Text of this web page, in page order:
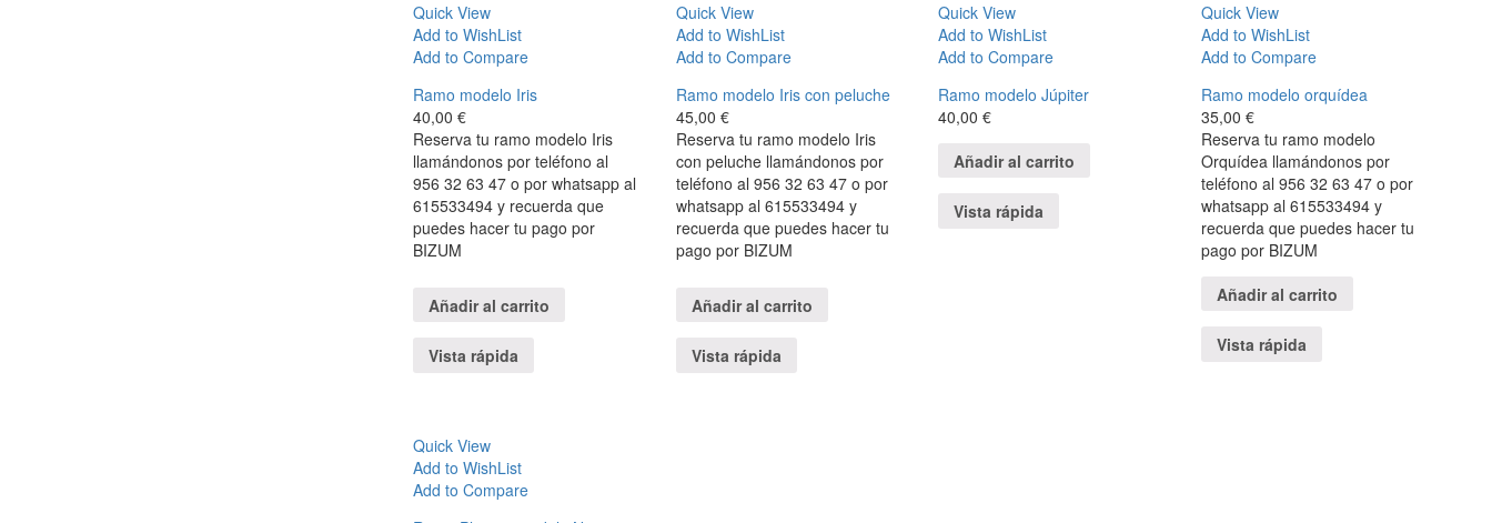
Quick View
Add to WishList
Add to Compare
Ramo modelo Iris
40,00 €
Reserva tu ramo modelo Iris
llamándonos por teléfono al
956 32 63 47 o por whatsapp al
615533494 y recuerda que
puedes hacer tu pago por
BIZUM
Añadir al carrito
Vista rápida
Quick View
Add to WishList
Add to Compare
Ramo modelo Iris con peluche
45,00 €
Reserva tu ramo modelo Iris
con peluche llamándonos por
teléfono al 956 32 63 47 o por
whatsapp al 615533494 y
recuerda que puedes hacer tu
pago por BIZUM
Añadir al carrito
Vista rápida
Quick View
Add to WishList
Add to Compare
Ramo modelo Júpiter
40,00€
Añadir al carrito
Vista rápida
Quick View
Add to WishList
Add to Compare
Ramo modelo orquídea
35,00 €
Reserva tu ramo modelo
Orquídea llamándonos por
teléfono al 956 32 63 47 o por
whatsapp al 615533494 y
recuerda que puedes hacer tu
pago por BIZUM
Añadir al carrito
Vista rápida
Quick View
Add to WishList
Add to Compare